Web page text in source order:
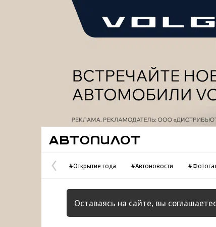
Предыдущая
страница
#Открытие года #Автоновости
Оставаясь на сайте, вы